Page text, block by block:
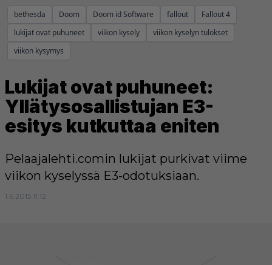
bethesda Doom Doom id Software fallout
Fallout 4
lukijat ovat puhuneet
viikon kysely
viikon kyselyn tulokset
viikon kysymys
Lukijat ovat puhuneet:
Yllätysosallistujan E3-
esitys kutkuttaa eniten
Pelaajalehti.comin lukijat purkivat viime
viikon kyselyssä E3-odotuksiaan.
1.6.2015 11:12